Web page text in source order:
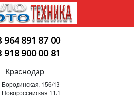
964 891 87 00
918 900 00 81
Краснодар
Бородинская, 156/13
Новороссийская 11/1